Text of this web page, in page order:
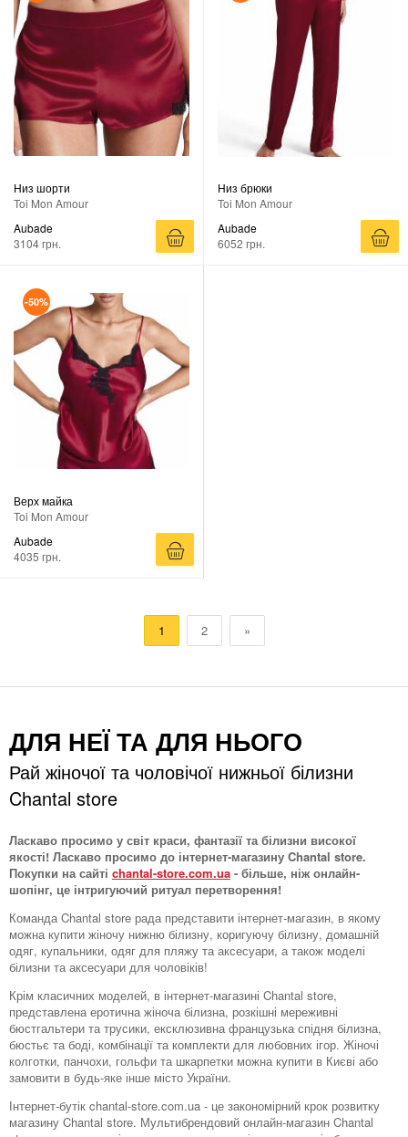
Низ шорти
Toi Mon Amour
Aubade
3104 грн.
Низ брюки
Toi Mon Amour
Aubade
6052 грн.
-50%
Верх майка
Toi Mon Amour
Aubade
4035 грн.
1 2 »
ДЛЯ НЕЇ ТА ДЛЯ НЬОГО
Рай жіночої та чоловічої нижньої білизни
Chantal store
Ласкаво просимо у світ краси, фантазії та білизни високої
якості! Ласкаво просимо до інтернет-магазину Chantal store.
Покупки на сайті chantal-store.com.ua - більше, ніж онлайн-
шопінг, це інтригуючий ритуал перетворення!
Команда Chantal store рада представити інтернет-магазин, в якому
можна купити жіночу нижню білизну, коригуючу білизну, домашній
одяг, купальники, одяг для пляжу та аксесуари, а також моделі
білизни та аксесуари для чоловіків!
Крім класичних моделей, в інтернет-магазині Chantal store,
представлена ​​еротична жіноча білизна, розкішні мереживні
бюстгальтери та трусики, ексклюзивна французька спідня білизна,
бюстьє та боді, комбінації та комплекти для любовних ігор. Жіночі
колготки, панчохи, гольфи та шкарпетки можна купити в Києві або
замовити в будь-яке інше місто України.
Інтернет-бутік chantal-store.com.ua - це закономірний крок розвитку
магазину Chantal store. Мультибрендовий онлайн-магазин Chantal